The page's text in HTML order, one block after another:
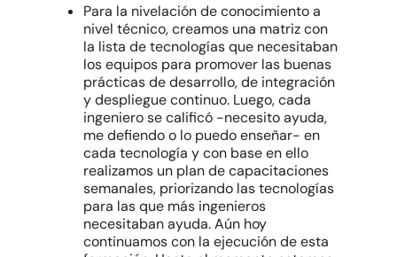
Para la nivelación de conocimiento a
nivel técnico, creamos una matriz con
la lista de tecnologías que necesitaban
los equipos para promover las buenas
prácticas de desarrollo, de integración
y despliegue continuo. Luego, cada
ingeniero se calificó -necesito ayuda,
me defiendo o lo puedo enseñar- en
cada tecnología y con base en ello
realizamos un plan de capacitaciones
semanales, priorizando las tecnologías
para las que más ingenieros
necesitaban ayuda. Aún hoy
continuamos con la ejecución de esta